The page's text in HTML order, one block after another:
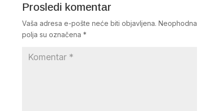
Prosledi komentar
Vaša adresa e-pošte neće biti objavljena. Neophodna
polja su označena *